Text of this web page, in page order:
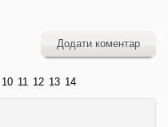
Додати коментар
10 11 12 13 14